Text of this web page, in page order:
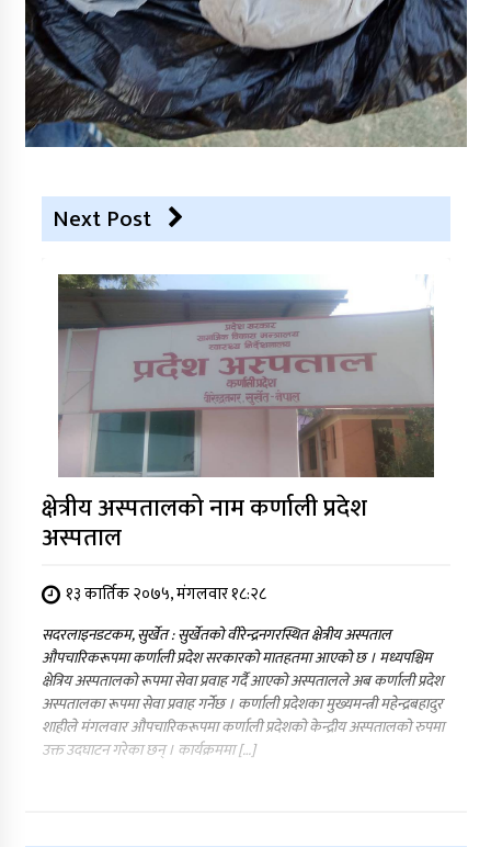
Next Post
क्षेत्रीय अस्पतालको नाम कर्णाली प्रदेश
अस्पताल
१३ कार्तिक २०७५, मंगलवार १८:२८
सदरलाइनडटकम, सुर्खेत : सुर्खेतको वीरेन्द्रनगरस्थित क्षेत्रीय अस्पताल
औपचारिकरूपमा कर्णाली प्रदेश सरकारको मातहतमा आएको छ । मध्यपश्चिम
क्षेत्रिय अस्पतालको रूपमा सेवा प्रवाह गर्दै आएको अस्पतालले अब कर्णाली प्रदेश
अस्पतालका रूपमा सेवा प्रवाह गर्नेछ । कर्णाली प्रदेशका मुख्यमन्त्री महेन्द्रबहादुर
शाहीले मंगलवार औपचारिकरूपमा कर्णाली प्रदेशको केन्द्रीय अस्पतालको रुपमा
उक्त उदघाटन गरेका छन् । कार्यक्रममा […]